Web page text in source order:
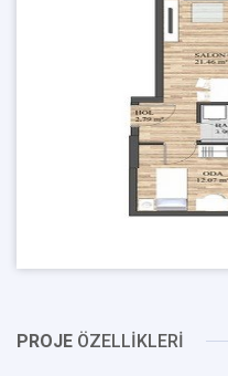
PROJE ÖZELLİKLERİ